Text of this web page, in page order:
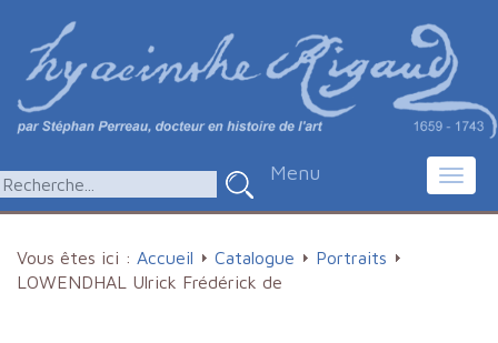
Menu
Vous êtes ici : Accueil Catalogue
Portraits
LOWENDHAL Ulrick Frédérick de